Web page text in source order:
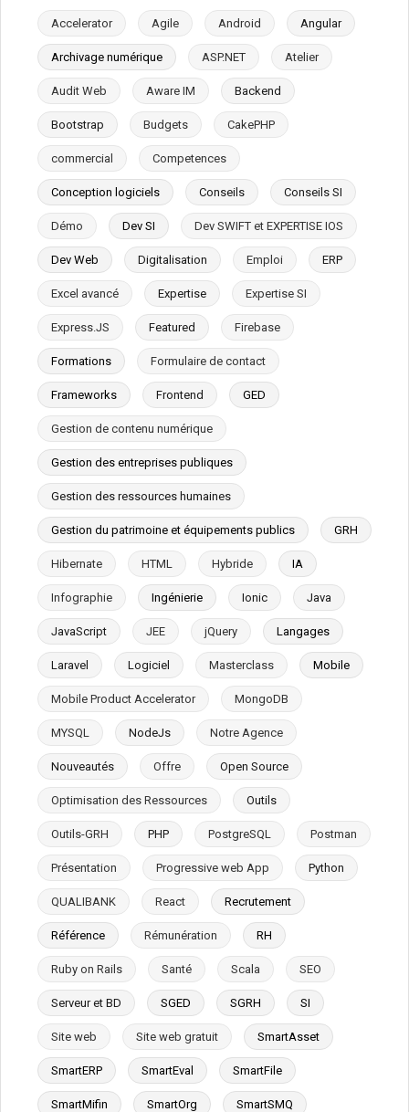
Accelerator Agile Android Angular
Archivage numérique ASP.NET Atelier
Audit Web Aware IM Backend
Bootstrap Budgets CakePHP
commercial Competences
Conception logiciels Conseils Conseils SI
Démo Dev SI Dev SWIFT et EXPERTISE IOS
Dev Web Digitalisation Emploi ERP
Excel avancé Expertise Expertise SI
Express.JS Featured Firebase
Formations Formulaire de contact
Frameworks Frontend GED
Gestion de contenu numérique
Gestion des entreprises publiques
Gestion des ressources humaines
Gestion du patrimoine et équipements publics GRH
Hibernate HTML Hybride IA
Infographie Ingénierie Ionic Java
JavaScript JEE jQuery Langages
Laravel Logiciel Masterclass Mobile
Mobile Product Accelerator MongoDB
MYSQL NodeJs Notre Agence
Nouveautés Offre Open Source
Optimisation des Ressources Outils
Outils-GRH PHP PostgreSQL Postman
Présentation Progressive web App Python
QUALIBANK React Recrutement
Référence Rémunération RH
Ruby on Rails Santé Scala SEO
Serveur et BD SGED SGRH SI
Site web Site web gratuit SmartAsset
SmartERP SmartEval SmartFile
SmartMifin SmartOrg SmartSMQ